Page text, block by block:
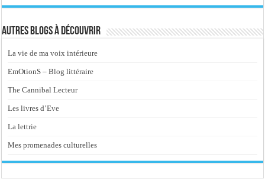
Autres blogs à découvrir
La vie de ma voix intérieure
EmOtionS – Blog littéraire
The Cannibal Lecteur
Les livres d’Eve
La lettrie
Mes promenades culturelles